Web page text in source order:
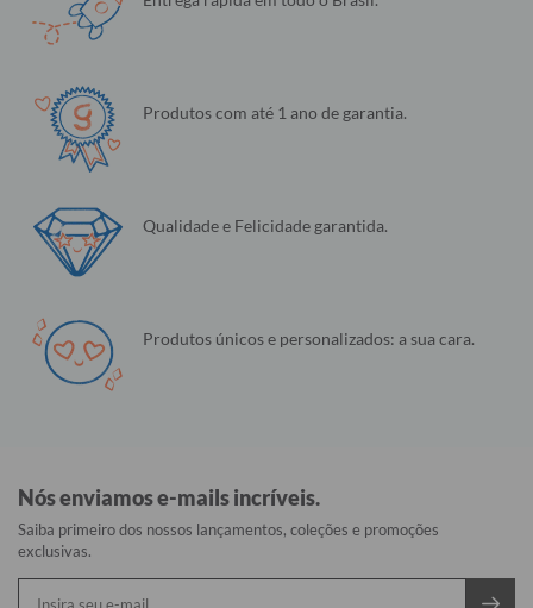
Produtos com até 1 ano de garantia.
Qualidade e Felicidade garantida.
Produtos únicos e personalizados: a sua cara.
Nós enviamos e-mails incríveis.
Saiba primeiro dos nossos lançamentos, coleções e promoções
exclusivas.